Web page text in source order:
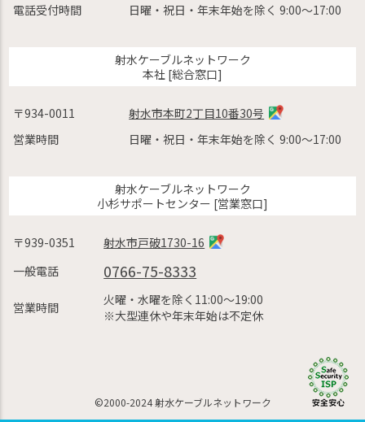
電話受付時間 日曜・祝日・年末年始を除く 9:00〜17:00
射水ケーブルネットワーク
本社 [総合窓口]
〒934-0011
射水市本町2丁目10番30号
営業時間
日曜・祝日・年末年始を除く 9:00〜17:00
射水ケーブルネットワーク
小杉サポートセンター [営業窓口]
〒939-0351
射水市戸破1730-16
一般電話
0766-75-8333
営業時間
火曜・水曜を除く11:00〜19:00
※大型連休や年末年始は不定休
©2000-2024 射水ケーブルネットワーク